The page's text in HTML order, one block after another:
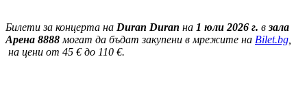
Билети за концерта на Duran Duran на 1 юли 2026 г. в зала
Арена 8888 могат да бъдат закупени в мрежите на Bilet.bg
на цени от 45 € до 110 €.